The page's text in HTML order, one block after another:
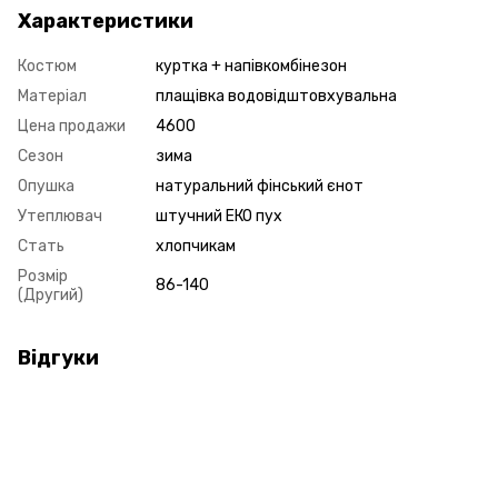
Характеристики
Костюм
куртка + напівкомбінезон
Матеріал
плащівка водовідштовхувальна
Цена продажи
4600
Сезон
зима
Опушка
натуральний фінський єнот
Утеплювач
штучний ЕКО пух
Стать
хлопчикам
Розмір
(Другий)
86-140
Відгуки